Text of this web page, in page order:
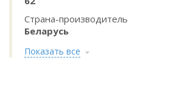
Страна-производитель
Беларусь
Показать все